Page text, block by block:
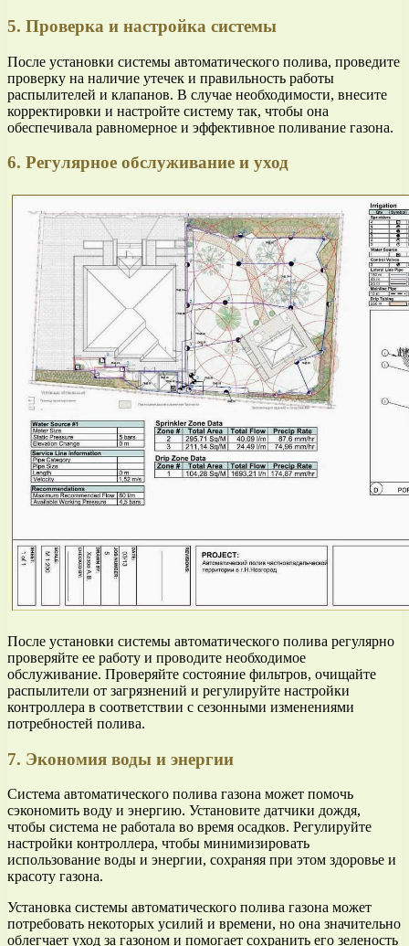
5. Проверка и настройка системы
После установки системы автоматического полива, проведите
проверку на наличие утечек и правильность работы
распылителей и клапанов. В случае необходимости, внесите
корректировки и настройте систему так, чтобы она
обеспечивала равномерное и эффективное поливание газона.
6. Регулярное обслуживание и уход
После установки системы автоматического полива регулярно
проверяйте ее работу и проводите необходимое
обслуживание. Проверяйте состояние фильтров, очищайте
распылители от загрязнений и регулируйте настройки
контроллера в соответствии с сезонными изменениями
потребностей полива.
7. Экономия воды и энергии
Система автоматического полива газона может помочь
сэкономить воду и энергию. Установите датчики дождя,
чтобы система не работала во время осадков. Регулируйте
настройки контроллера, чтобы минимизировать
использование воды и энергии, сохраняя при этом здоровье и
красоту газона.
Установка системы автоматического полива газона может
потребовать некоторых усилий и времени, но она значительно
облегчает уход за газоном и помогает сохранить его зеленость